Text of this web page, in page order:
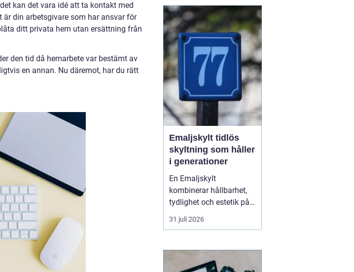
kan det vara idé att ta kontakt med
din arbetsgivare som har ansvar för
ditt privata hem utan ersättning från
den tid då hemarbete var bestämt av
en annan. Nu däremot, har du rätt
vardagen, för andra en
viktig länk till flyg, tåg
eller fjäll. Valet av bolag
påverkar både trygghet,
komfort och plånb...
Emaljskylt tidlös
skyltning som håller
i generationer
En Emaljskylt
kombinerar hållbarhet,
tydlighet och estetik på
ett sätt som få andra
skyltmaterial gör. Den
av glasemalj och bränns
i hög temperatur.
31 juli 2026